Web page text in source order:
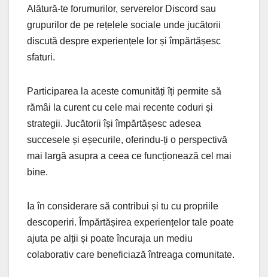
Alătură-te forumurilor, serverelor Discord sau
grupurilor de pe rețelele sociale unde jucătorii
discută despre experiențele lor și împărtășesc
sfaturi.
Participarea la aceste comunități îți permite să
rămâi la curent cu cele mai recente coduri și
strategii. Jucătorii își împărtășesc adesea
succesele și eșecurile, oferindu-ți o perspectivă
mai largă asupra a ceea ce funcționează cel mai
bine.
Ia în considerare să contribui și tu cu propriile
descoperiri. Împărtășirea experiențelor tale poate
ajuta pe alții și poate încuraja un mediu
colaborativ care beneficiază întreaga comunitate.